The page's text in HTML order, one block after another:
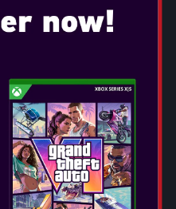
hesabınızdaki ülke
yapmak için aşağıdaki
bölümündeki
Purchasing/Download-
you-can-purchase-
Nintendo-website-